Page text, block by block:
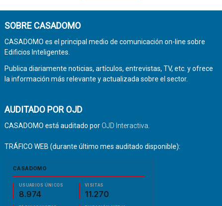
SOBRE CASADOMO
CASADOMO es el principal medio de comunicación on-line sobre
Edificios Inteligentes.
Publica diariamente noticias, artículos, entrevistas, TV, etc. y ofrece
la información más relevante y actualizada sobre el sector.
AUDITADO POR OJD
CASADOMO está auditado por OJD Interactiva
TRÁFICO WEB (durante último mes auditado disponible):